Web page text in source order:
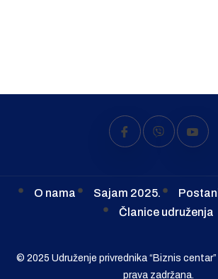
O nama Sajam 2025.
Članice udruženja
© 2025 Udruženje privrednika “Biznis
prava zadržana.